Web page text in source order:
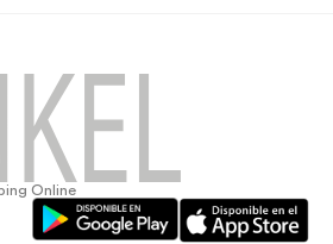
Online